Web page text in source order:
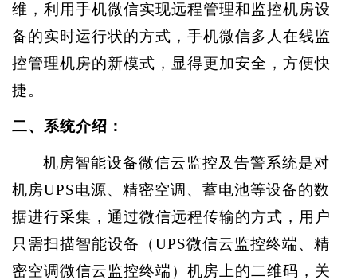
维，利用手机微信实现远程管理和监控机房设
备的实时运行状的方式，手机微信多人在线监
控管理机房的新模式，显得更加安全，方便快
捷。
二、系统介绍：
机房智能设备微信云监控及告警系统是对
机房UPS电源、精密空调、蓄电池等设备的数
据进行采集，通过微信远程传输的方式，用户
只需扫描智能设备（UPS微信云监控终端、精
密空调微信云监控终端） 机房上的二维码，关